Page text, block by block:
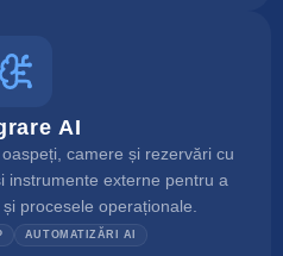
AI
camere și rezervări cu
instrumente externe pentru a
procesele operaționale.
AUTOMATIZĂRI AI